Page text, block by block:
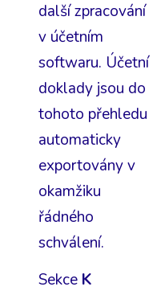
další zpracování
v účetním
softwaru. Účetní
doklady jsou do
tohoto přehledu
automaticky
exportovány v
okamžiku
řádného
schválení.
Sekce K